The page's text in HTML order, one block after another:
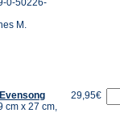
M.
cm x 27 cm,
29,95€